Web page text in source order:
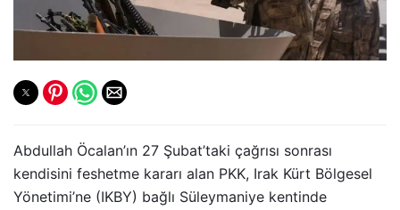
Abdullah Öcalan’ın 27 Şubat’taki çağrısı sonrası
kendisini feshetme kararı alan PKK, Irak Kürt Bölgesel
Yönetimi’ne (IKBY) bağlı Süleymaniye kentinde